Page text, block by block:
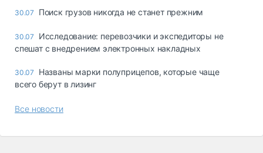
30.07 Поиск грузов никогда не станет прежним
30.07
Исследование: перевозчики и экспедиторы не
спешат с внедрением электронных накладных
30.07
Названы марки полуприцепов, которые чаще
всего берут в лизинг
Все новости